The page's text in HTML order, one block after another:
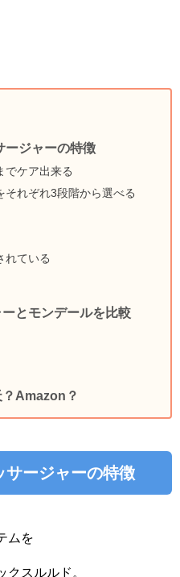
ージャーの特徴
ケア出来る
れぞれ3段階から選べる
れている
とモンデールを比較
Amazon？
サージャーの特徴
ムを
スルルド。